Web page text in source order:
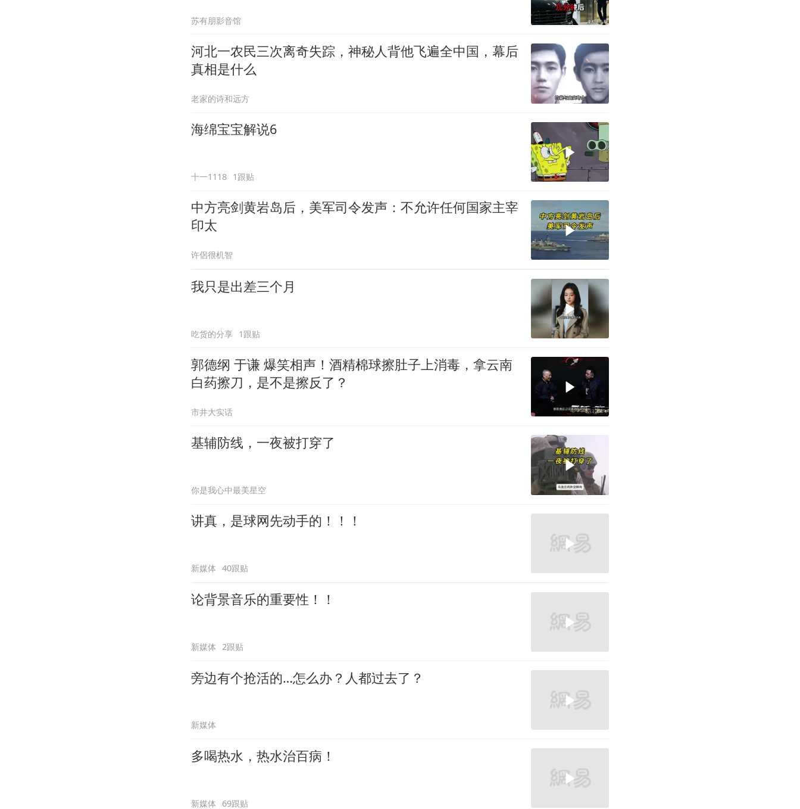
苏有朋影音馆
河北一农民三次离奇失踪，神秘人背他飞遍全中国，幕后
真相是什么
老家的诗和远方
海绵宝宝解说6
十一1118 1跟贴
中方亮剑黄岩岛后，美军司令发声：不允许任何国家主宰
印太
许侶很机智
我只是出差三个月
吃货的分享 1跟贴
郭德纲 于谦 爆笑相声！酒精棉球擦肚子上消毒，拿云南
白药擦刀，是不是擦反了？
市井大实话
基辅防线，一夜被打穿了
你是我心中最美星空
讲真，是球网先动手的！！！
新媒体 40跟贴
论背景音乐的重要性！！
新媒体 2跟贴
旁边有个抢活的…怎么办？人都过去了？
新媒体
多喝热水，热水治百病！
新媒体 69跟贴